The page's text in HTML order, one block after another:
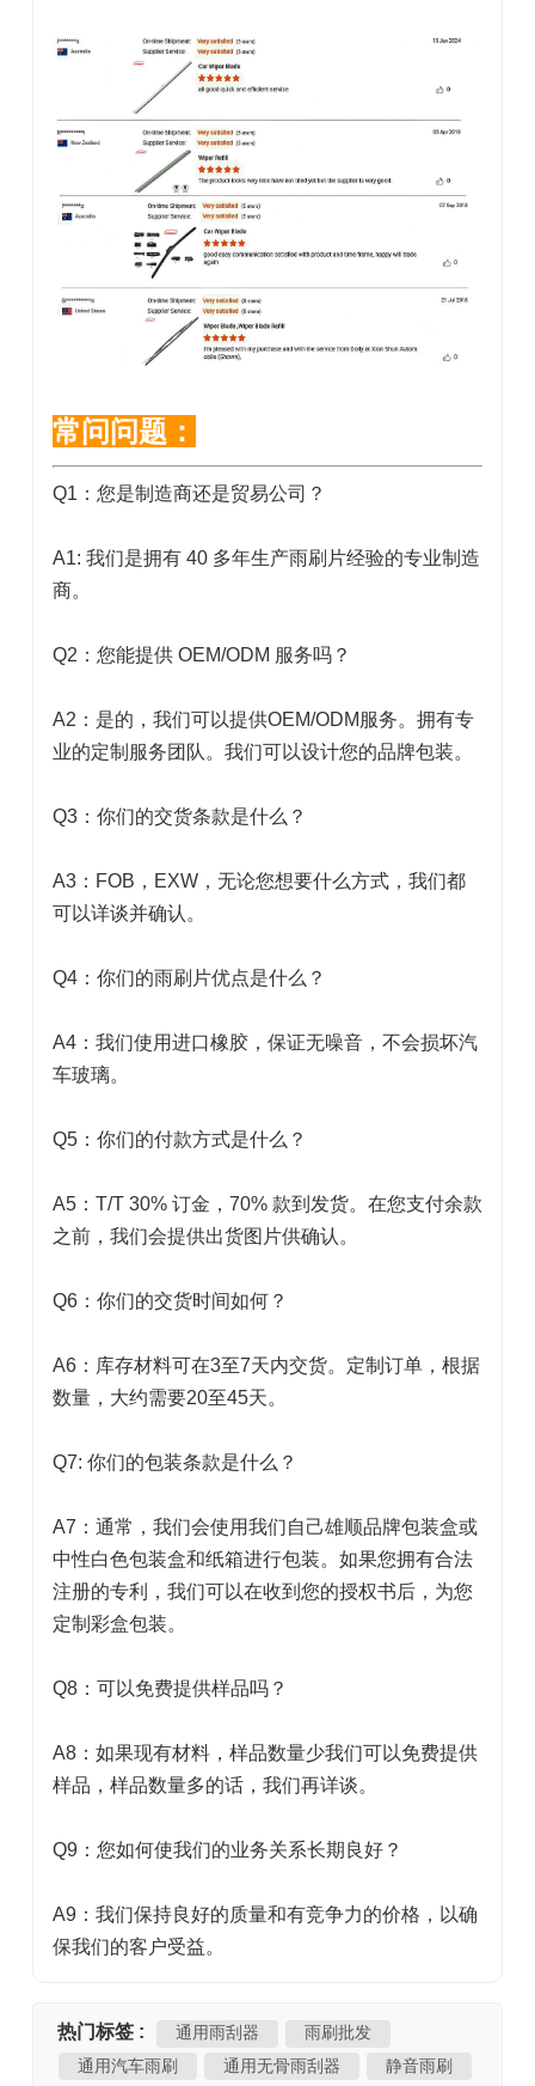
常问问题：
Q1：您是制造商还是贸易公司？
A1: 我们是拥有 40 多年生产雨刷片经验的专业制造
商。
Q2：您能提供 OEM/ODM 服务吗？
A2：是的，我们可以提供OEM/ODM服务。拥有专
业的定制服务团队。我们可以设计您的品牌包装。
Q3：你们的交货条款是什么？
A3：FOB，EXW，无论您想要什么方式，我们都
可以详谈并确认。
Q4：你们的雨刷片优点是什么？
A4：我们使用进口橡胶，保证无噪音，不会损坏汽
车玻璃。
Q5：你们的付款方式是什么？
A5：T/T 30% 订金，70% 款到发货。在您支付余款
之前，我们会提供出货图片供确认。
Q6：你们的交货时间如何？
A6：库存材料可在3至7天内交货。定制订单，根据
数量，大约需要20至45天。
Q7: 你们的包装条款是什么？
A7：通常，我们会使用我们自己雄顺品牌包装盒或
中性白色包装盒和纸箱进行包装。如果您拥有合法
注册的专利，我们可以在收到您的授权书后，为您
定制彩盒包装。
Q8：可以免费提供样品吗？
A8：如果现有材料，样品数量少我们可以免费提供
样品，样品数量多的话，我们再详谈。
Q9：您如何使我们的业务关系长期良好？
A9：我们保持良好的质量和有竞争力的价格，以确
保我们的客户受益。
热门标签 : 通用雨刮器
雨刷批发
通用汽车雨刷
通用无骨雨刮器
静音雨刷